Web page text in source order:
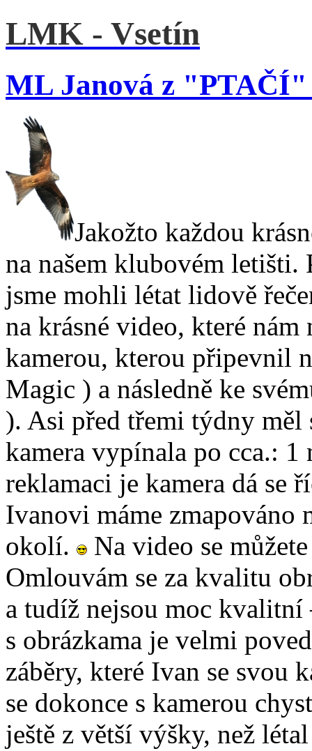
LMK - Vsetín
ML Janová z "PTAČÍ"
Jakožto každou
na našem klubovém letišti.
jsme mohli létat lidově
na krásné video, které
kamerou, kterou připevnil
Magic ) a následně ke
). Asi před třemi týdny měl
kamera vypínala po cca.:
reklamaci je kamera dá se
Ivanovi máme zmapováno
okolí.
Na video se
Omlouvám se za kvalitu
a tudíž nejsou moc
s obrázkama je velmi
záběry, které Ivan se svou
se dokonce s kamerou
ještě z větší výšky, než